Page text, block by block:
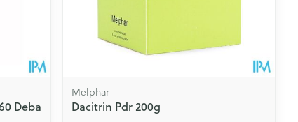
Deba
Melphar
Dacitrin Pdr 200g